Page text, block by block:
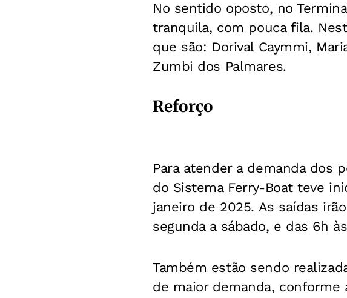
No sentido oposto, no
tranquila, com pouca fila.
que são: Dorival Caymmi,
Zumbi dos Palmares.
Reforço
Para atender a demanda dos
do Sistema Ferry-Boat teve
janeiro de 2025. As saídas
segunda a sábado, e das 6h
Também estão sendo
de maior demanda,